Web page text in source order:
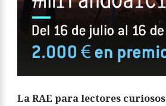
La RAE para lectores curiosos